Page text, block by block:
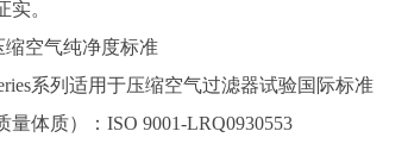
实。
空气纯净度标准
系列适用于压缩空气过滤器试验国际标准
体质）：ISO 9001-LRQ0930553